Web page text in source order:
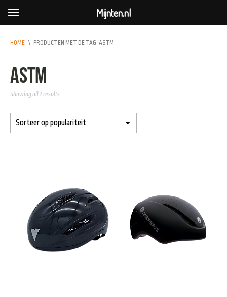
HOME \ PRODUCTEN MET DE TAG “ASTM”
ASTM
Showing all 2 results
Mijnten.nl